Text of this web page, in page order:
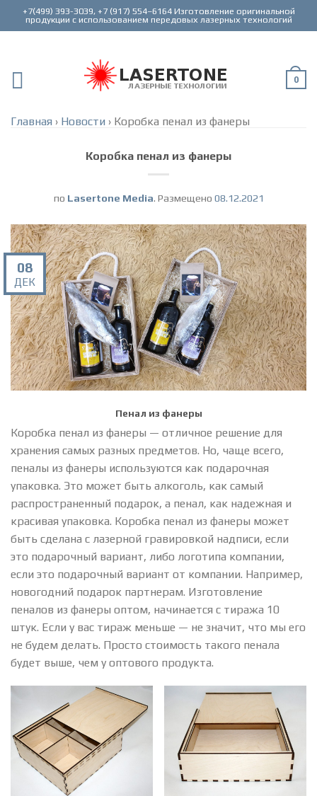
+7(499) 393-3039, +7 (917) 554–6164 Изготовление оригинальной
0
Главная › Новости › Коробка пенал из фанеры
Коробка пенал из фанеры
по Lasertone Media. Размещено 08.12.2021
08
ДЕК
Пенал из фанеры
Коробка пенал из фанеры — отличное решение для
хранения самых разных предметов. Но, чаще всего,
пеналы из фанеры используются как подарочная
упаковка. Это может быть алкоголь, как самый
распространенный подарок, а пенал, как надежная и
красивая упаковка. Коробка пенал из фанеры может
быть сделана с лазерной гравировкой надписи, если
это подарочный вариант, либо логотипа компании,
если это подарочный вариант от компании. Например,
новогодний подарок партнерам. Изготовление
пеналов из фанеры оптом, начинается с тиража 10
штук. Если у вас тираж меньше — не значит, что мы его
не будем делать. Просто стоимость такого пенала
будет выше, чем у оптового продукта.